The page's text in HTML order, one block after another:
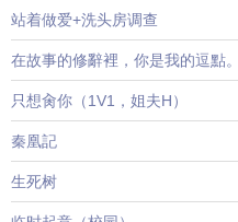
站着做爱+洗头房调查
在故事的修辭裡，你是我的逗點。
只想肏你（1V1，姐夫H）
秦凰記
生死树